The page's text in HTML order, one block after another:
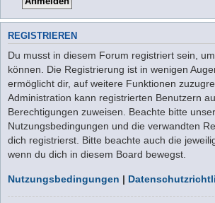
REGISTRIEREN
Du musst in diesem Forum registriert sein,
können. Die Registrierung ist in wenigen
ermöglicht dir, auf weitere Funktionen
Administration kann registrierten Benutzern
Berechtigungen zuweisen. Beachte bitte
Nutzungsbedingungen und die verwandten
dich registrierst. Bitte beachte auch die
wenn du dich in diesem Board bewegst.
Nutzungsbedingungen |